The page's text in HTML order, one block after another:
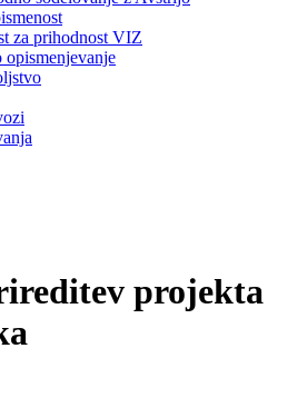
za prihodnost VIZ
opismenjevanje
projekta